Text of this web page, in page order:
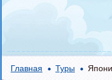
Главная Туры